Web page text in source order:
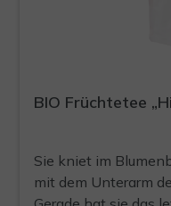
BIO Früchtetee
Sie kniet im
mit dem Unterarm